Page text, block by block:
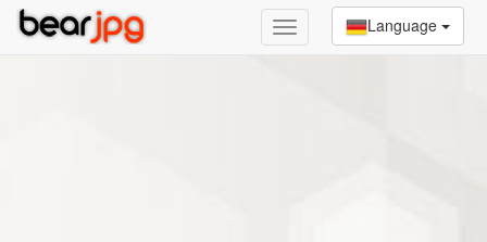
Language